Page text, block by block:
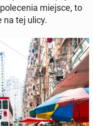
miejsce, to
na tej ulicy.